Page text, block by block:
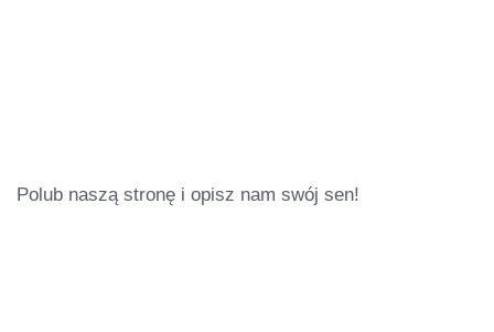
Polub naszą stronę i opisz nam swój sen!